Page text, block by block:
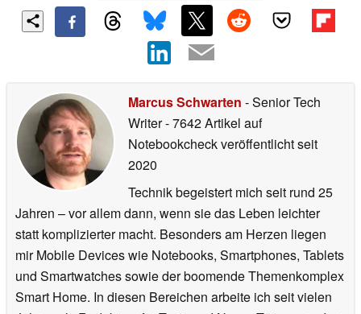
Marcus Schwarten - Senior Tech
Writer- 7642 Artikel auf
Notebookcheck veröffentlichtseit
2020
Technik begeistert mich seit rund 25
Jahren – vor allem dann, wenn sie das Leben leichter
statt komplizierter macht. Besonders am Herzen liegen
mir Mobile Devices wie Notebooks, Smartphones, Tablets
und Smartwatches sowie der boomende Themenkomplex
Smart Home. In diesen Bereichen arbeite ich seit vielen